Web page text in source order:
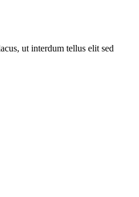
ut interdum tellus elit sed